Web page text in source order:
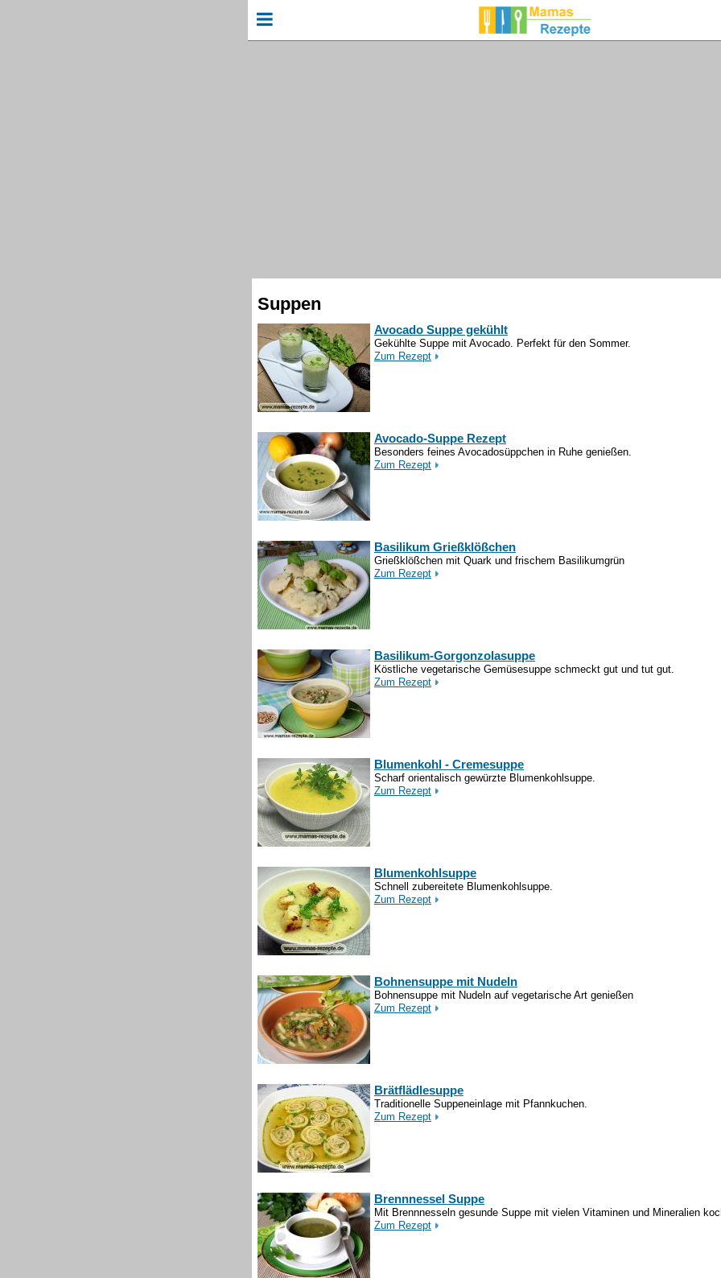
Suppen
Avocado Suppe gekühlt
Gekühlte Suppe mit Avocado. Perfekt für den Sommer.
Zum Rezept
Avocado-Suppe Rezept
Besonders feines Avocadosüppchen in Ruhe genießen.
Zum Rezept
Basilikum Grießklößchen
Grießklößchen mit Quark und frischem Basilikumgrün
Zum Rezept
Basilikum-Gorgonzolasuppe
Köstliche vegetarische Gemüsesuppe schmeckt gut und tut gut.
Zum Rezept
Blumenkohl - Cremesuppe
Scharf orientalisch gewürzte Blumenkohlsuppe.
Zum Rezept
Blumenkohlsuppe
Schnell zubereitete Blumenkohlsuppe.
Zum Rezept
Bohnensuppe mit Nudeln
Bohnensuppe mit Nudeln auf vegetarische Art genießen
Zum Rezept
Brätflädlesuppe
Traditionelle Suppeneinlage mit Pfannkuchen.
Zum Rezept
Brennnessel Suppe
Mit Brennnesseln gesunde Suppe mit vielen Vitaminen und Mineralien
Zum Rezept